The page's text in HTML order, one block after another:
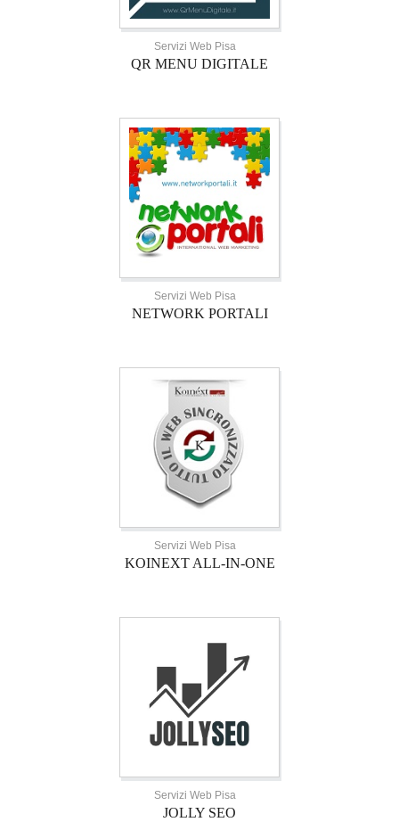
Servizi Web Pisa
QR MENU DIGITALE
Servizi Web Pisa
NETWORK PORTALI
Servizi Web Pisa
KOINEXT ALL-IN-ONE
Servizi Web Pisa
JOLLY SEO